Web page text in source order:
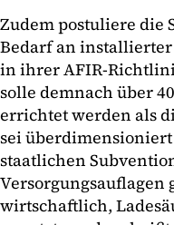
Zudem postuliere die
Bedarf an installierter
in ihrer AFIR-
solle demnach über
errichtet werden als
sei
staatlichen
Versorgungsauflagen
wirtschaftlich,